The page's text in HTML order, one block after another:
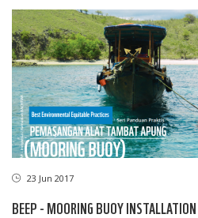
23 Jun 2017
BEEP - MOORING BUOY INSTALLATION